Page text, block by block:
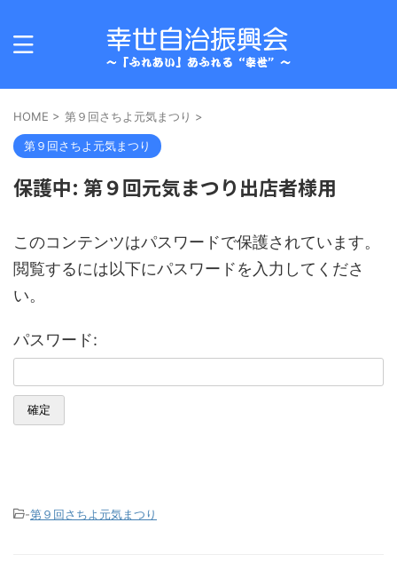
HOME > 第９回さちよ元気まつり >
第９回さちよ元気まつり
保護中: 第９回元気まつり出店者様用
このコンテンツはパスワードで保護されています。
閲覧するには以下にパスワードを入力してくださ
い。
パスワード:
-第９回さちよ元気まつり